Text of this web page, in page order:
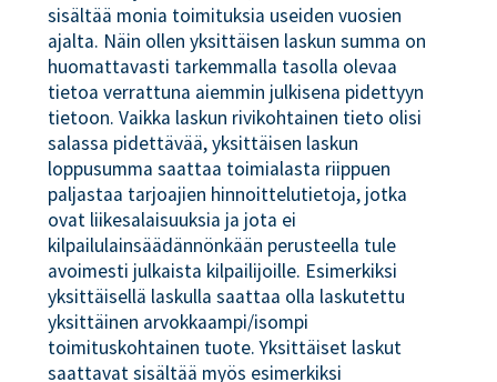
sisältää monia toimituksia useiden vuosien
ajalta. Näin ollen yksittäisen laskun summa on
huomattavasti tarkemmalla tasolla olevaa
tietoa verrattuna aiemmin julkisena pidettyyn
tietoon. Vaikka laskun rivikohtainen tieto olisi
salassa pidettävää, yksittäisen laskun
loppusumma saattaa toimialasta riippuen
paljastaa tarjoajien hinnoittelutietoja, jotka
ovat liikesalaisuuksia ja jota ei
kilpailulainsäädännönkään perusteella tule
avoimesti julkaista kilpailijoille. Esimerkiksi
yksittäisellä laskulla saattaa olla laskutettu
yksittäinen arvokkaampi/isompi
toimituskohtainen tuote. Yksittäiset laskut
saattavat sisältää myös esimerkiksi